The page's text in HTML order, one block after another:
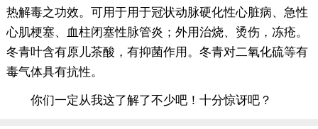
热解毒之功效。可用于用于冠状动脉硬化性心脏病、急性
心肌梗塞、血柱闭塞性脉管炎；外用治烧、烫伤，冻疮。
冬青叶含有原儿茶酸，有抑菌作用。冬青对二氧化硫等有
毒气体具有抗性。
你们一定从我这了解了不少吧！十分惊讶吧？